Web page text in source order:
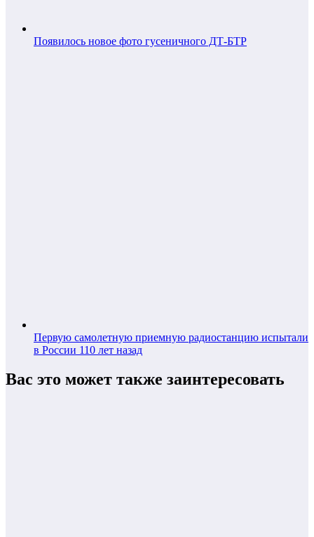
Появилось новое фото гусеничного ДТ-БТР
Первую самолетную приемную радиостанцию испытали
в России 110 лет назад
Вас это может также заинтересовать